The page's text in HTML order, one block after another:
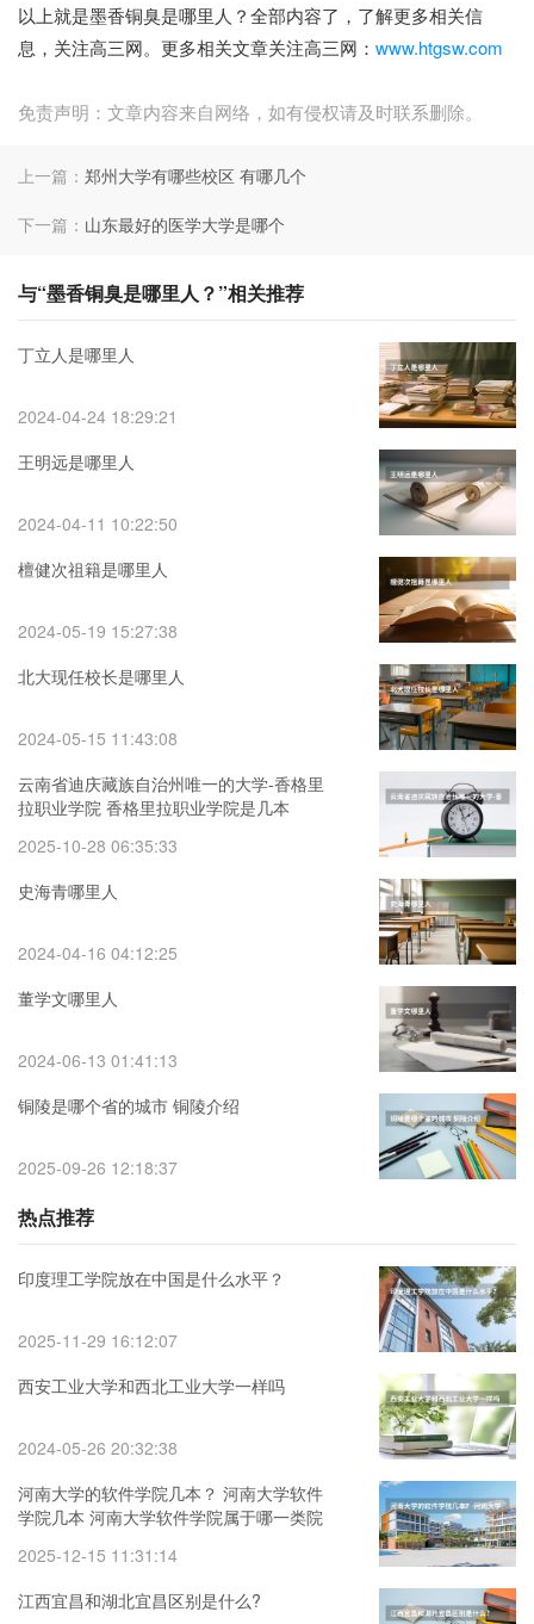
以上就是墨香铜臭是哪里人？全部内容了，了解更多相关信
息，关注高三网。更多相关文章关注高三网： www.htgsw.com
免责声明：文章内容来自网络，如有侵权请及时联系删除。
上一篇： 郑州大学有哪些校区 有哪几个
下一篇： 山东最好的医学大学是哪个
与“墨香铜臭是哪里人？”相关推荐
丁立人是哪里人
2024-04-24 18:29:21
王明远是哪里人
2024-04-11 10:22:50
檀健次祖籍是哪里人
2024-05-19 15:27:38
北大现任校长是哪里人
2024-05-15 11:43:08
云南省迪庆藏族自治州唯一的大学-香格里
拉职业学院 香格里拉职业学院是几本
2025-10-28 06:35:33
史海青哪里人
2024-04-16 04:12:25
董学文哪里人
2024-06-13 01:41:13
铜陵是哪个省的城市 铜陵介绍
2025-09-26 12:18:37
热点推荐
印度理工学院放在中国是什么水平？
2025-11-29 16:12:07
西安工业大学和西北工业大学一样吗
2024-05-26 20:32:38
河南大学的软件学院几本？ 河南大学软件
学院几本 河南大学软件学院属于哪一类院
2025-12-15 11:31:14
江西宜昌和湖北宜昌区别是什么?